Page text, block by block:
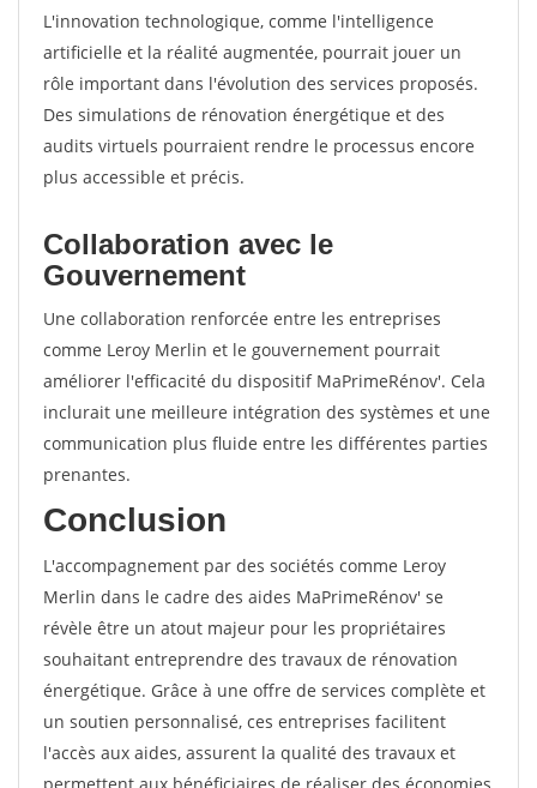
L'innovation technologique, comme l'intelligence
artificielle et la réalité augmentée, pourrait jouer un
rôle important dans l'évolution des services proposés.
Des simulations de rénovation énergétique et des
audits virtuels pourraient rendre le processus encore
plus accessible et précis.
Collaboration avec le
Gouvernement
Une collaboration renforcée entre les entreprises
comme Leroy Merlin et le gouvernement pourrait
améliorer l'efficacité du dispositif MaPrimeRénov'. Cela
inclurait une meilleure intégration des systèmes et une
communication plus fluide entre les différentes parties
prenantes.
Conclusion
L'accompagnement par des sociétés comme Leroy
Merlin dans le cadre des aides MaPrimeRénov' se
révèle être un atout majeur pour les propriétaires
souhaitant entreprendre des travaux de rénovation
énergétique. Grâce à une offre de services complète et
un soutien personnalisé, ces entreprises facilitent
l'accès aux aides, assurent la qualité des travaux et